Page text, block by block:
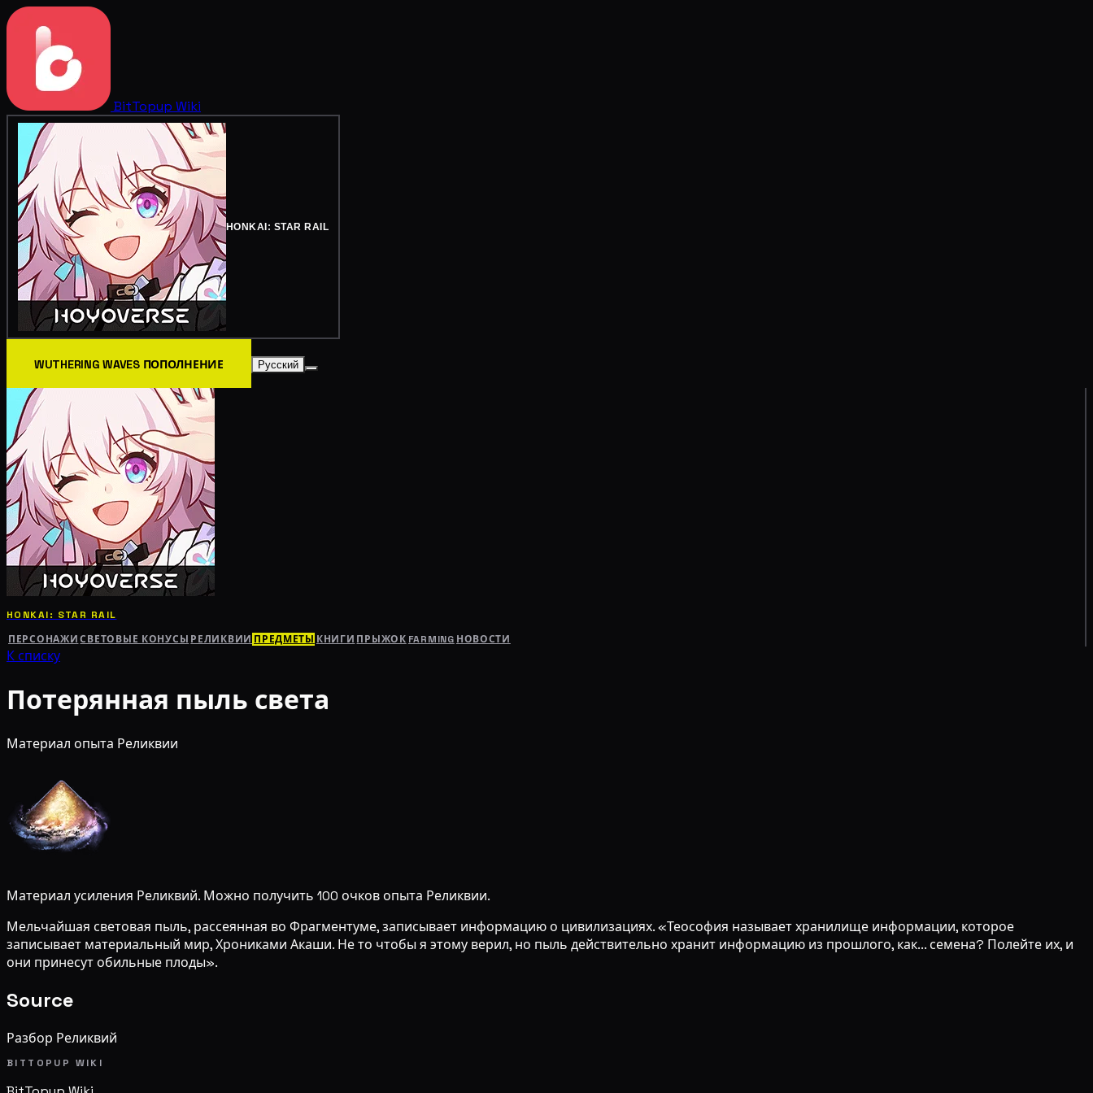
BitTopup Wiki
HONKAI: STAR RAIL
WUTHERING WAVES ПОПОЛНЕНИЕ Русский
HONKAI: STAR RAIL
ПЕРСОНАЖИ СВЕТОВЫЕ КОНУСЫ РЕЛИКВИИ ПРЕДМЕТЫ КНИГИ ПРЫЖОК FARMING НОВОСТИ
К списку
Потерянная пыль света
Материал опыта Реликвии
Материал усиления Реликвий. Можно получить 100 очков опыта Реликвии.
Мельчайшая световая пыль, рассеянная во Фрагментуме, записывает информацию о цивилизациях. «Теософия называет хранилище информации, которое
записывает материальный мир, Хрониками Акаши. Не то чтобы я этому верил, но пыль действительно хранит информацию из прошлого, как... семена? Полейте их, и
они принесут обильные плоды».
Source
Разбор Реликвий
BITTOPUP WIKI